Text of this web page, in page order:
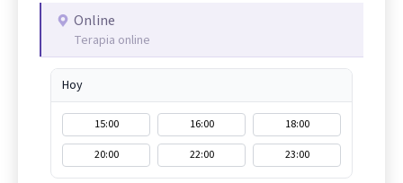
Online
Terapia online
Hoy
15:00 16:00
18:00
20:00
22:00 23:00